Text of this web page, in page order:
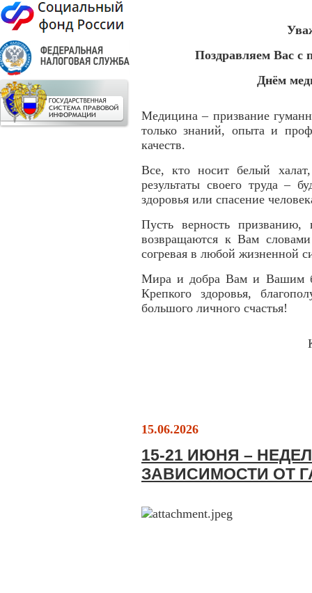
Поздравляем Вас с
Днём
Медицина – призвание
только знаний, опыта и
качеств.
Все, кто носит белый халат,
результаты своего труда –
здоровья или спасение
Пусть верность
возвращаются к Вам словами
согревая в любой жизненной
Мира и добра Вам и Вашим
Крепкого здоровья,
большого личного счастья!
15.06.2026
15-21 ИЮНЯ –
ЗАВИСИМОСТИ ОТ